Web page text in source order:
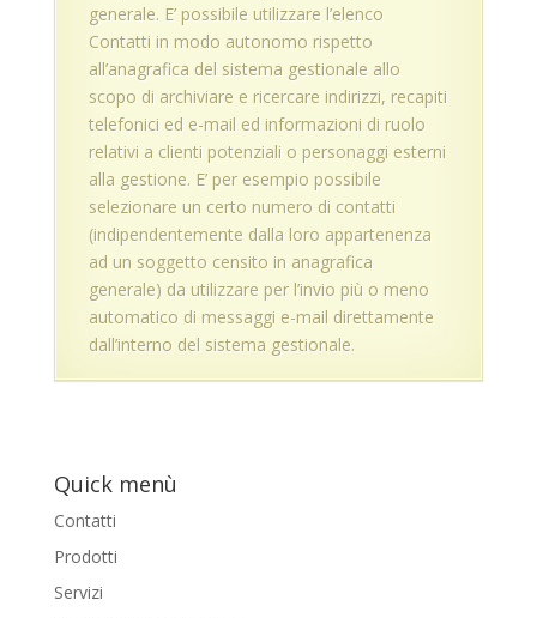
generale. E’ possibile utilizzare l’elenco
Contatti in modo autonomo rispetto
all’anagrafica del sistema gestionale allo
scopo di archiviare e ricercare indirizzi, recapiti
telefonici ed e-mail ed informazioni di ruolo
relativi a clienti potenziali o personaggi esterni
alla gestione. E’ per esempio possibile
selezionare un certo numero di contatti
(indipendentemente dalla loro appartenenza
ad un soggetto censito in anagrafica
generale) da utilizzare per l’invio più o meno
automatico di messaggi e-mail direttamente
dall’interno del sistema gestionale.
Quick menù
Contatti
Prodotti
Servizi